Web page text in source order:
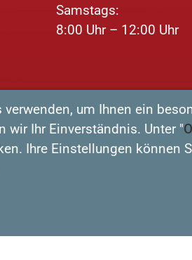
Samstags:
8:00 Uhr – 12:00 Uhr
um Ihnen ein
wir Ihr Einverständnis. Unter "
Ihre Einstellungen können